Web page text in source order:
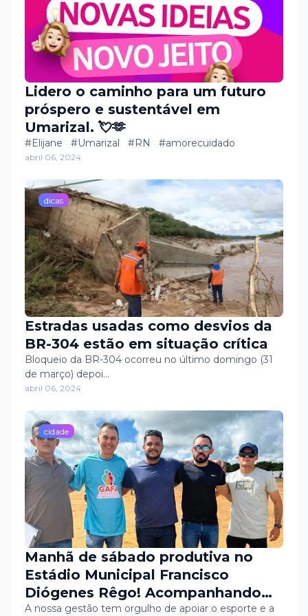
Lidero o caminho para um futuro
próspero e sustentável em
Umarizal. 💘🫶
#Elijane #Umarizal #RN #amorecuidado
abril 06, 2024
dicas
Estradas usadas como desvios da
BR-304 estão em situação crítica
Bloqueio da BR-304 ocorreu no último domingo (31
de março) depoi…
abril 06, 2024
cidade
Manhã de sábado produtiva no
Estádio Municipal Francisco
Diógenes Rêgo! Acompanhando
avaliação com os jovens
A nossa gestão tem orgulho de apoiar o esporte e a